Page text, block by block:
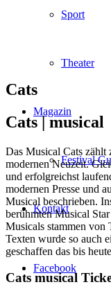
Sport
Theater
Magazin
Festival
Kontakt
Facebook
Cats
Cats |musical
Das Musical Cats zählt
modernen Neuzeit.
und erfolgreichst
modernen Presse und
Musical beschrieben.
berühmten Musical
Musicals stammen
Texten wurde so auch
geschaffen das bis
Cats musical